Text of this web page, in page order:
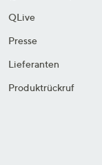
QLive
Presse
Lieferanten
Produktrückruf